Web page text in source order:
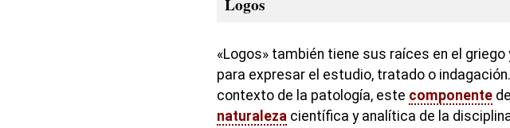
«Logos» también tiene sus raíces en el griego
para expresar el estudio, tratado o indagación.
contexto de la patología, este componente
naturaleza científica y analítica de la